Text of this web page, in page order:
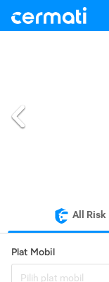
All Risk
Plat Mobil
Pilih plat mobil